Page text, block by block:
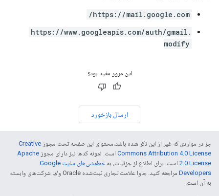
https://mail.google.com/
https://www.googleapis.com/auth/gmail.
modify
این مرور مفید بود؟
ارسال بازخورد
جز در مواردی که غیر از این ذکر شده باشد،‌محتوای این صفحه تحت مجوز Creative
Commons Attribution 4.0 License است. نمونه کدها نیز دارای مجوز Apache
2.0 License است. برای اطلاع از جزئیات، به
خطمشی‌های سایت Google
Developers‏
مراجعه کنید. جاوا علامت تجاری ثبت‌شده Oracle و/یا شرکت‌های وابسته
به آن است.